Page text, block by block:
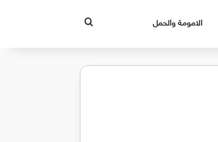
الامومة والحمل بحث عن